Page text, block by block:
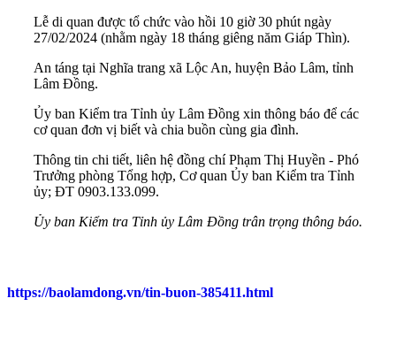
Lễ di quan được tổ chức vào hồi 10 giờ 30 phút ngày
27/02/2024 (nhằm ngày 18 tháng giêng năm Giáp Thìn).
An táng tại Nghĩa trang xã Lộc An, huyện Bảo Lâm, tỉnh
Lâm Đồng.
Ủy ban Kiểm tra Tỉnh ủy Lâm Đồng xin thông báo để các
cơ quan đơn vị biết và chia buồn cùng gia đình.
Thông tin chi tiết, liên hệ đồng chí Phạm Thị Huyền - Phó
Trưởng phòng Tổng hợp, Cơ quan Ủy ban Kiểm tra Tỉnh
ủy; ĐT 0903.133.099.
Ủy ban Kiểm tra Tỉnh ủy Lâm Đồng trân trọng thông báo.
https://baolamdong.vn/tin-buon-385411.html